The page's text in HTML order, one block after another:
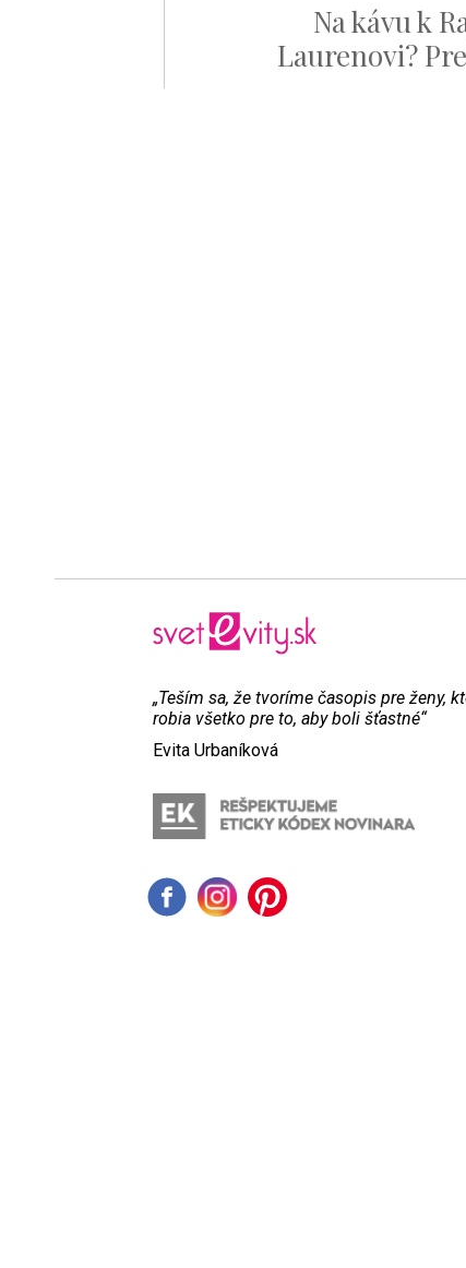
Na kávu k
Laurenovi?
„Teším sa, že tvoríme časopis pre ženy,
robia všetko pre to, aby boli šťastné“
Evita Urbaníková